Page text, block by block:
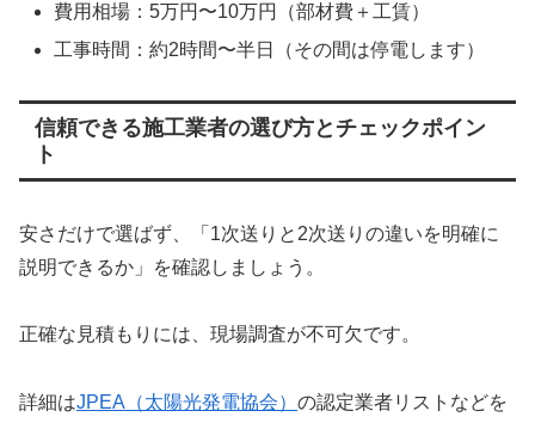
費用相場：5万円〜10万円（部材費＋工賃）
工事時間：約2時間〜半日（その間は停電します）
信頼できる施工業者の選び方とチェックポイン
ト
安さだけで選ばず、「1次送りと2次送りの違いを明確に
説明できるか」を確認しましょう。
正確な見積もりには、現場調査が不可欠です。
詳細はJPEA（太陽光発電協会） の認定業者リストなどを